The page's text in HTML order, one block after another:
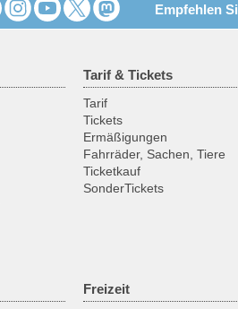
Empfehlen
Tarif & Tickets
Tarif
Tickets
Ermäßigungen
Fahrräder, Sachen, Tiere
Ticketkauf
SonderTickets
Freizeit